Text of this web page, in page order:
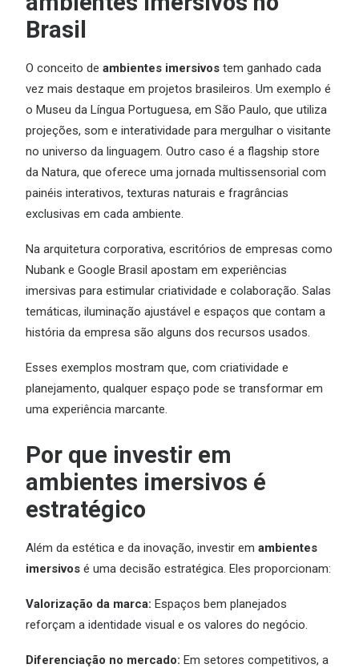
Brasil
O conceito de ambientes imersivos tem ganhado cada
vez mais destaque em projetos brasileiros. Um exemplo é
o Museu da Língua Portuguesa, em São Paulo, que utiliza
projeções, som e interatividade para mergulhar o visitante
no universo da linguagem. Outro caso é a flagship store
da Natura, que oferece uma jornada multissensorial com
painéis interativos, texturas naturais e fragrâncias
exclusivas em cada ambiente.
Na arquitetura corporativa, escritórios de empresas como
Nubank e Google Brasil apostam em experiências
imersivas para estimular criatividade e colaboração. Salas
temáticas, iluminação ajustável e espaços que contam a
história da empresa são alguns dos recursos usados.
Esses exemplos mostram que, com criatividade e
planejamento, qualquer espaço pode se transformar em
uma experiência marcante.
Por que investir em
ambientes imersivos é
estratégico
Além da estética e da inovação, investir em ambientes
imersivos é uma decisão estratégica. Eles proporcionam:
Valorização da marca: Espaços bem planejados
reforçam a identidade visual e os valores do negócio.
Diferenciação no mercado: Em setores competitivos, a